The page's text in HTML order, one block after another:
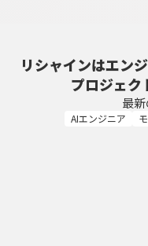
リシャインはエン
プロジェク
最
AIエンジニア